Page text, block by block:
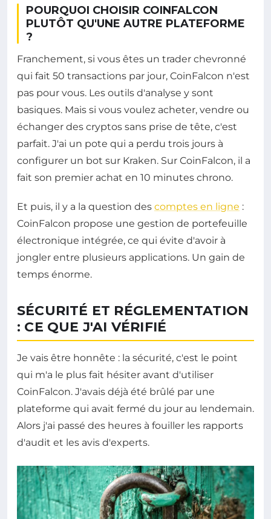
POURQUOI CHOISIR COINFALCON
PLUTÔT QU'UNE AUTRE PLATEFORME
?
Franchement, si vous êtes un trader chevronné
qui fait 50 transactions par jour, CoinFalcon n'est
pas pour vous. Les outils d'analyse y sont
basiques. Mais si vous voulez acheter, vendre ou
échanger des cryptos sans prise de tête, c'est
parfait. J'ai un pote qui a perdu trois jours à
configurer un bot sur Kraken. Sur CoinFalcon, il a
fait son premier achat en 10 minutes chrono.
Et puis, il y a la question des comptes en ligne :
CoinFalcon propose une gestion de portefeuille
électronique intégrée, ce qui évite d'avoir à
jongler entre plusieurs applications. Un gain de
temps énorme.
SÉCURITÉ ET RÉGLEMENTATION
: CE QUE J'AI VÉRIFIÉ
Je vais être honnête : la sécurité, c'est le point
qui m'a le plus fait hésiter avant d'utiliser
CoinFalcon. J'avais déjà été brûlé par une
plateforme qui avait fermé du jour au lendemain.
Alors j'ai passé des heures à fouiller les rapports
d'audit et les avis d'experts.